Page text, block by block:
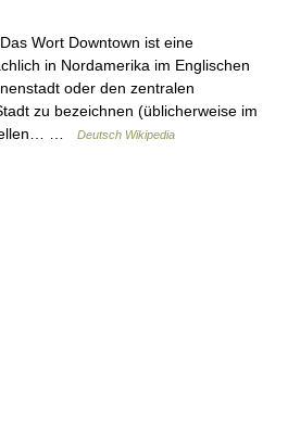
Wort Downtown ist eine
in Nordamerika im Englischen
oder den zentralen
zu bezeichnen (üblicherweise im
…
Deutsch Wikipedia